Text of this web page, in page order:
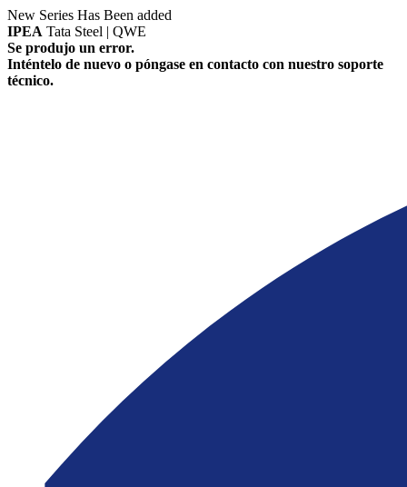
New Series Has Been added
IPEA Tata Steel | QWE
Se produjo un error.
Inténtelo de nuevo o póngase en contacto con nuestro soporte
técnico.